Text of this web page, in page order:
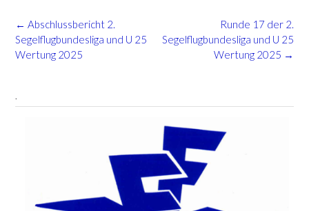
Post
navigation
Runde 17 der 2.
Segelflugbundesliga und U 25
Wertung 2025 →
← Abschlussbericht 2.
Segelflugbundesliga und U 25
Wertung 2025
.